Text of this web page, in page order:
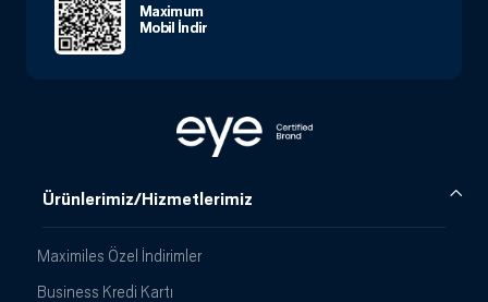
Ürünlerimiz/Hizmetlerimiz
Maximiles Özel İndirimler
Business Kredi Kartı
Maximum
Mobil İndir